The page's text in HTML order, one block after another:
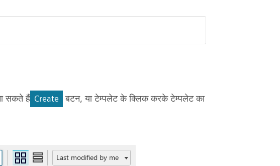
सकते हैं Create
बटन, या टेम्पलेट के क्लिक करके टेम्पलेट का